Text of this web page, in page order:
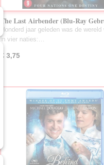
The Last Airbender (Blu-Ray
Honderd jaar geleden was de wereld
in vier naties:…
€ 3,75